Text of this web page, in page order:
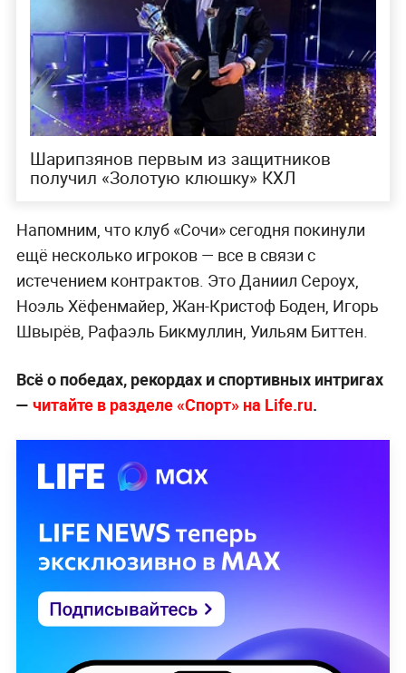
Шарипзянов первым из защитников
получил «Золотую клюшку» КХЛ
Напомним, что клуб «Сочи» сегодня покинули
ещё несколько игроков — все в связи с
истечением контрактов. Это Даниил Сероух,
Ноэль Хёфенмайер, Жан-Кристоф Боден, Игорь
Швырёв, Рафаэль Бикмуллин, Уильям Биттен.
Всё о победах, рекордах и спортивных интригах
— читайте в разделе «Спорт» на Life.ru.